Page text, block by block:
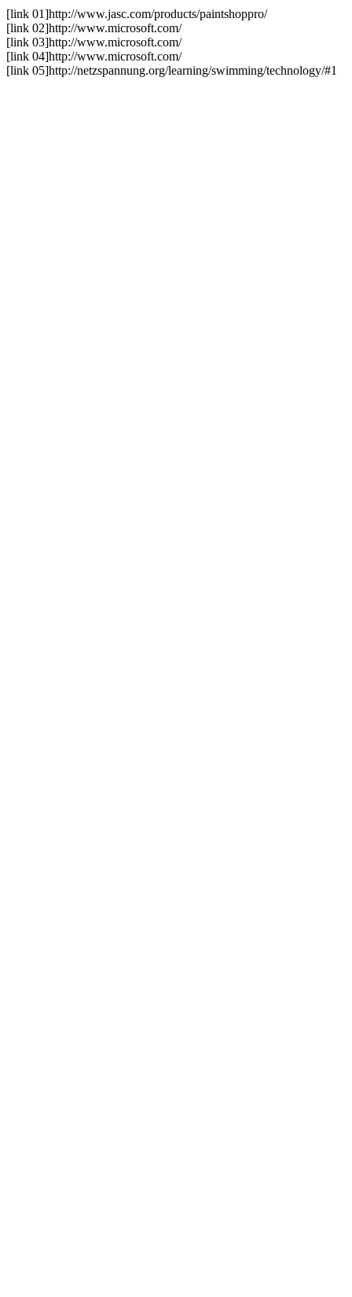
[link 01]http://www.jasc.com/products/paintshoppro/
[link 02]http://www.microsoft.com/
[link 03]http://www.microsoft.com/
[link 04]http://www.microsoft.com/
[link 05]http://netzspannung.org/learning/swimming/technology/#1